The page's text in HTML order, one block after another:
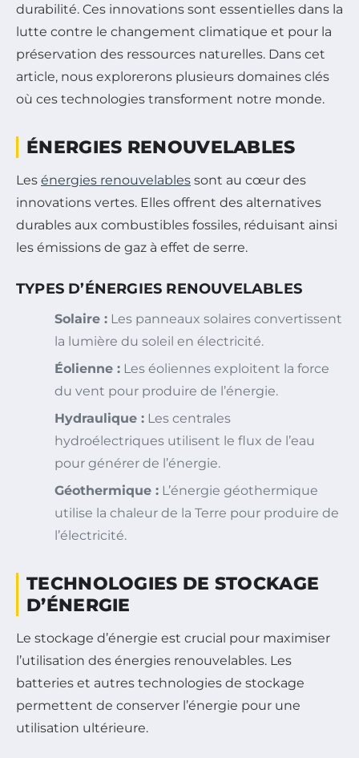
durabilité. Ces innovations sont essentielles dans la
lutte contre le changement climatique et pour la
préservation des ressources naturelles. Dans cet
article, nous explorerons plusieurs domaines clés
où ces technologies transforment notre monde.
ÉNERGIES RENOUVELABLES
Les énergies renouvelables sont au cœur des
innovations vertes. Elles offrent des alternatives
durables aux combustibles fossiles, réduisant ainsi
les émissions de gaz à effet de serre.
TYPES D’ÉNERGIES RENOUVELABLES
Solaire : Les panneaux solaires convertissent
la lumière du soleil en électricité.
Éolienne : Les éoliennes exploitent la force
du vent pour produire de l’énergie.
Hydraulique : Les centrales
hydroélectriques utilisent le flux de l’eau
pour générer de l’énergie.
Géothermique : L’énergie géothermique
utilise la chaleur de la Terre pour produire de
l’électricité.
TECHNOLOGIES DE STOCKAGE
D’ÉNERGIE
Le stockage d’énergie est crucial pour maximiser
l’utilisation des énergies renouvelables. Les
batteries et autres technologies de stockage
permettent de conserver l’énergie pour une
utilisation ultérieure.